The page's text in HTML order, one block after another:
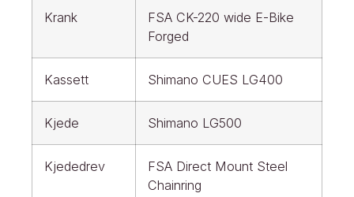
Krank
FSA CK-220 wide E-Bike
Forged
Kassett Shimano CUES LG400
Kjede Shimano LG500
Kjededrev
FSA Direct Mount Steel
Chainring